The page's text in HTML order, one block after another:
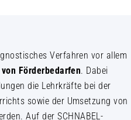
Verfahren vor allem
Förderbedarfen. Dabei
die Lehrkräfte bei der
sowie der Umsetzung von
Auf der SCHNABEL-